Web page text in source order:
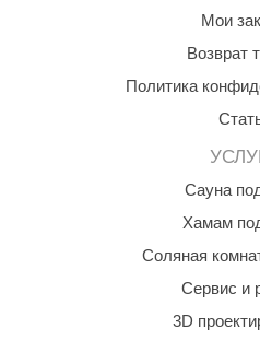
Мои
Возврат
Политика
Сауна
Хамам
Соляная
Сервис и
3D